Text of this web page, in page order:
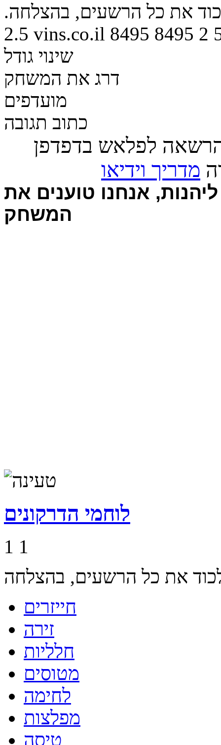
את כל הרשעים, בהצלחה.
2.5 vins.co.il 8495 8495 2
שינוי גודל
דרג את המשחק
מועדפים
כתוב תגובה
לפלאש בדפדפן
מדריך וידיאו
אנחנו טוענים את
המשחק
לוחמי הדרקונים
1 1
חייזרים
זירה
חלליות
מטוסים
לחימה
מפלצות
טיסה